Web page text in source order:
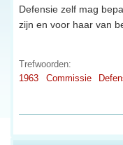
Defensie zelf mag
zijn en voor haar van
Trefwoorden:
1963
Commissie